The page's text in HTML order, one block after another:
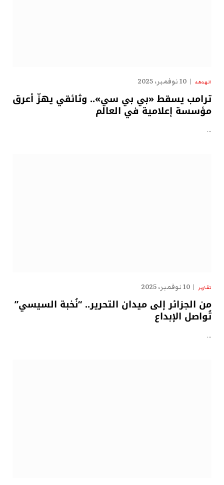
الهدهد 10 نوفمبر، 2025
ترامب يسقط «بي بي سي».. وثائقي يهزّ أعرق
مؤسسة إعلامية في العالم
…
تقارير 10 نوفمبر، 2025
من الجزائر إلى ميدان التحرير.. “نُخبة السيسي”
تُواصل الإبداع
…